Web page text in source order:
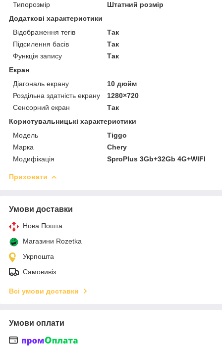
Типорозмір
Штатний розмір
Додаткові характеристики
Відображення тегів
Так
Підсилення басів
Так
Функція запису
Так
Екран
Діагональ екрану
10 дюйм
Роздільна здатність екрану
1280×720
Сенсорний екран
Так
Користувальницькі характеристики
Мoдель
Tiggo
Марка
Chery
Модифікація
SproPlus 3Gb+32Gb 4G+WIFI
Приховати
Умови доставки
Нова Пошта
Магазини Rozetka
Укрпошта
Самовивіз
Всі умови доставки
Умови оплати